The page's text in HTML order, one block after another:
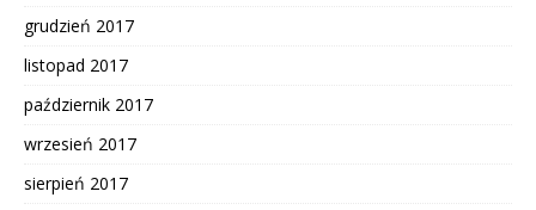
grudzień 2017
listopad 2017
październik 2017
wrzesień 2017
sierpień 2017